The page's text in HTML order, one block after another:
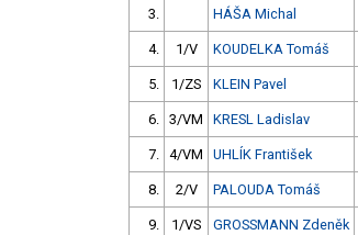
3. HÁŠA Michal
4. 1/V KOUDELKA Tomáš
5. 1/ZS KLEIN Pavel
6. 3/VM KRESL Ladislav
7. 4/VM UHLÍK František
8. 2/V PALOUDA Tomáš
9. 1/VS GROSSMANN Zdeněk